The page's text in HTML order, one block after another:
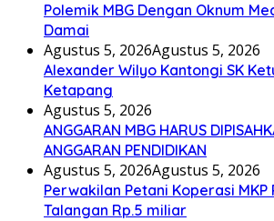
Polemik MBG Dengan Oknum
Damai
Agustus 5, 2026Agustus 5, 2026
Alexander Wilyo Kantongi SK
Ketapang
Agustus 5, 2026
ANGGARAN MBG HARUS
ANGGARAN PENDIDIKAN
Agustus 5, 2026Agustus 5, 2026
Perwakilan Petani Koperasi
Talangan Rp.5 miliar